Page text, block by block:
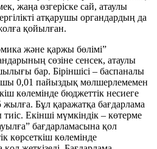
жаңа өзгеріске сай, атаулы
атқарушы органдардың да
қойылған.
және қаржы бөлімі”
сөзіне сенсек, атаулы
бар. Біріншісі – баспаналы
0,01 пайыздық мөлшерлемемен
көлемінде бюджеттік несиеге
жылға. Бұл қаражатқа бағдарлама
Екінші мүмкіндік – көтерме
бағдарламасына қол
көрсеткіш көлемінде